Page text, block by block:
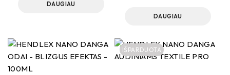
DAUGIAU
DAUGIAU
IŠPARDUOTA